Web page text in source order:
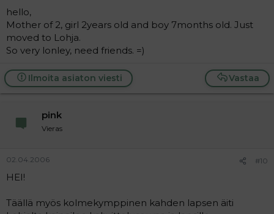
hello,
Mother of 2, girl 2years old and boy 7months old. Just
moved to Lohja.
So very lonley, need friends. =)
Vastaa
Ilmoita asiaton viesti
pink
Vieras
02.04.2006 #10
HEI!
Täällä myös kolmekymppinen kahden lapsen äiti